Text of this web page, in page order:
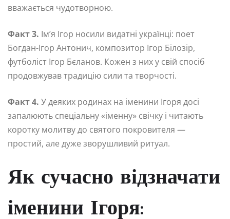
вважається чудотворною.
Факт 3. Ім’я Ігор носили видатні українці: поет
Богдан-Ігор Антонич, композитор Ігор Білозір,
футболіст Ігор Бєланов. Кожен з них у свій спосіб
продовжував традицію сили та творчості.
Факт 4. У деяких родинах на іменини Ігоря досі
запалюють спеціальну «іменну» свічку і читають
коротку молитву до святого покровителя —
простий, але дуже зворушливий ритуал.
Як сучасно відзначати
іменини Ігоря: